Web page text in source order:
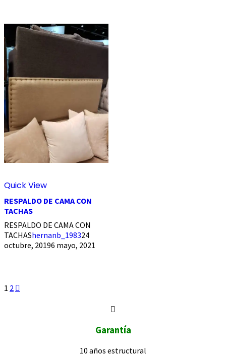
Quick View
RESPALDO DE CAMA CON
TACHAS
RESPALDO DE CAMA CON
TACHAShernanb_198324
octubre, 20196 mayo, 2021
1 2
Garantía
10 años estructural